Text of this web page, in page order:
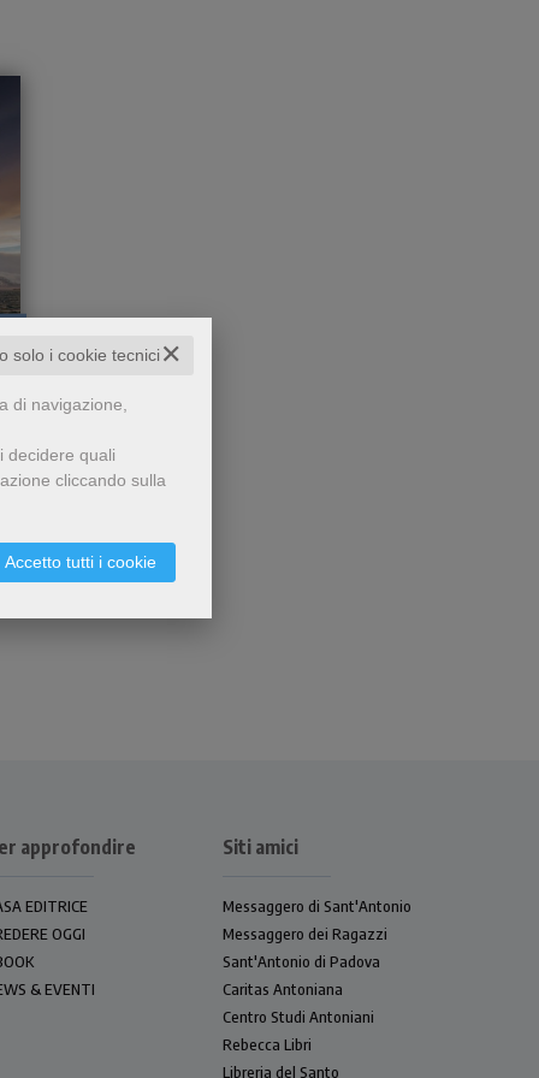
✕
solo i cookie tecnici
di navigazione,
decidere quali
cliccando sulla
Accetto tutti i cookie
approfondire
EDITRICE
OGGI
& EVENTI
Siti amici
Messaggero di Sant'Antonio
Messaggero dei Ragazzi
Sant'Antonio di Padova
Caritas Antoniana
Centro Studi Antoniani
Rebecca Libri
Libreria del Santo